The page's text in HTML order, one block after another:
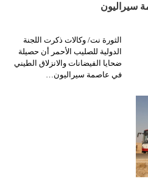
سيراليون
الثورة نت/ وكالات ذكرت اللجنة
الدولية للصليب الأحمر أن حصيلة
ضحايا الفيضانات والانزلاق الطيني
في عاصمة سيراليون…